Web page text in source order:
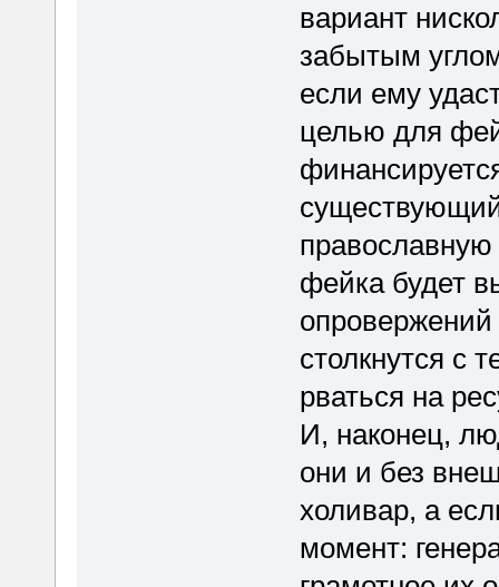
вариант
забытым
если ему
целью для
фейка будет
столкнутся с
рваться на
И, наконец,
они и без
холивар, а
момент: